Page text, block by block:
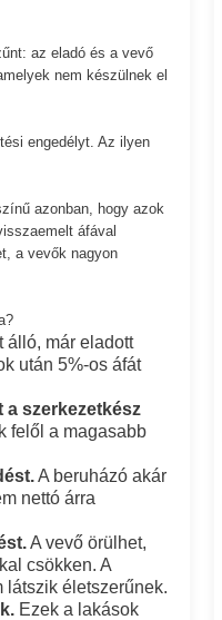
az eladó és a vevő
nem készülnek el
engedélyt. Az ilyen
azonban, hogy azok
áfával
a vevők nagyon
álló, már eladott
után 5%-os áfát
szerkezetkész
felől a magasabb
A beruházó akár
nettó árra
A vevő örülhet,
csökken. A
életszerűnek.
Ezek a lakások